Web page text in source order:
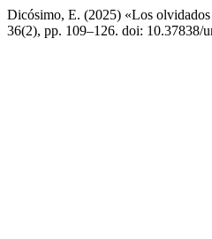
Dicósimo, E. (2025) «Los olvidados
36(2), pp. 109–126. doi: 10.37838/